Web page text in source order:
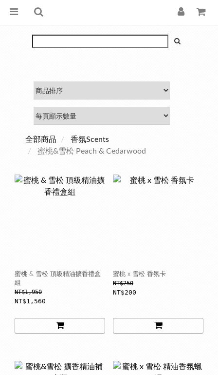
全部商品
香氛Scents
蜜桃&雪松 Peach & Cedarwood
蜜桃 & 雪松 頂級精油擴香禮盒
組
NT$1,950
NT$1,560
蜜桃 x 雪松 香氛卡
NT$250
NT$200